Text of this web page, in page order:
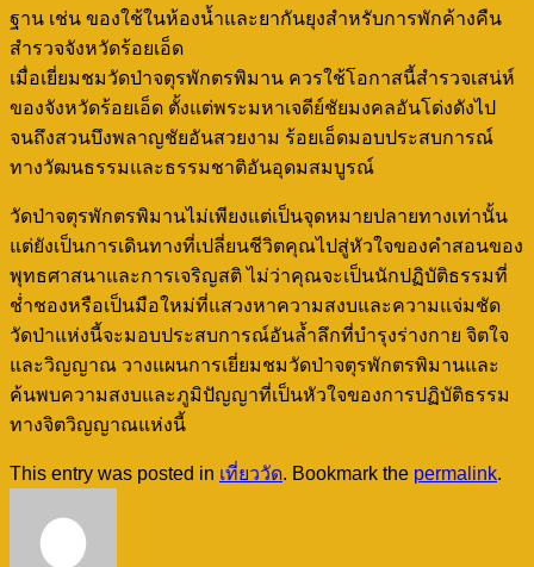
ฐาน เช่น ของใช้ในห้องน้ำและยากันยุงสำหรับการพักค้างคืน
สำรวจจังหวัดร้อยเอ็ด
เมื่อเยี่ยมชมวัดป่าจตุรพักตรพิมาน ควรใช้โอกาสนี้สำรวจเสน่ห์
ของจังหวัดร้อยเอ็ด ตั้งแต่พระมหาเจดีย์ชัยมงคลอันโด่งดังไป
จนถึงสวนบึงพลาญชัยอันสวยงาม ร้อยเอ็ดมอบประสบการณ์
ทางวัฒนธรรมและธรรมชาติอันอุดมสมบูรณ์
วัดป่าจตุรพักตรพิมานไม่เพียงแต่เป็นจุดหมายปลายทางเท่านั้น
แต่ยังเป็นการเดินทางที่เปลี่ยนชีวิตคุณไปสู่หัวใจของคำสอนของ
พุทธศาสนาและการเจริญสติ ไม่ว่าคุณจะเป็นนักปฏิบัติธรรมที่
ช่ำชองหรือเป็นมือใหม่ที่แสวงหาความสงบและความแจ่มชัด
วัดป่าแห่งนี้จะมอบประสบการณ์อันล้ำลึกที่บำรุงร่างกาย จิตใจ
และวิญญาณ วางแผนการเยี่ยมชมวัดป่าจตุรพักตรพิมานและ
ค้นพบความสงบและภูมิปัญญาที่เป็นหัวใจของการปฏิบัติธรรม
ทางจิตวิญญาณแห่งนี้
This entry was posted in เที่ยววัด. Bookmark the permalink.